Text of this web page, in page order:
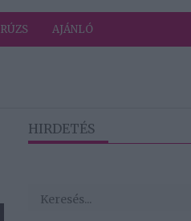
RÚZS AJÁNLÓ
HIRDETÉS